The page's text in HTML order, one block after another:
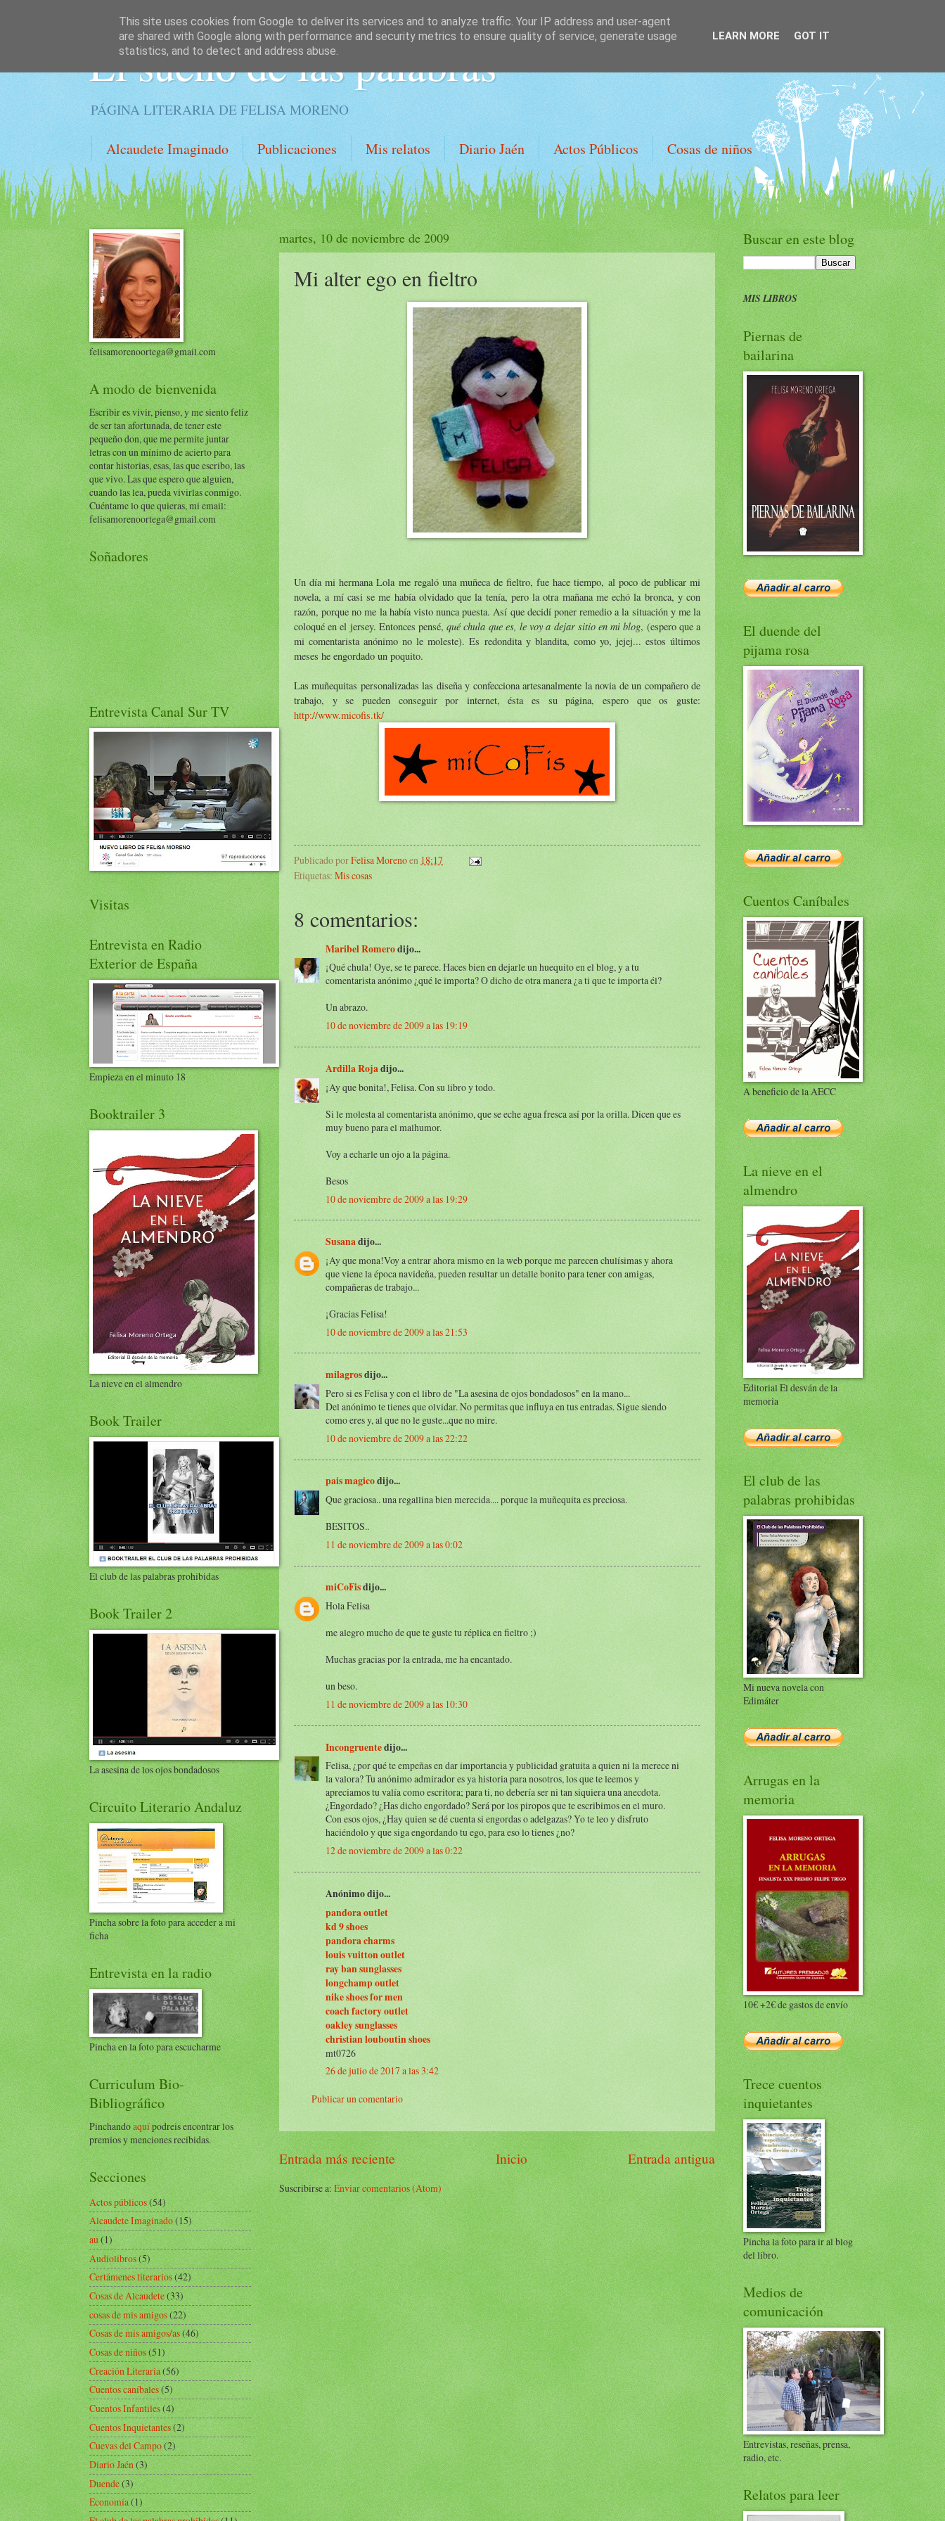
El sueño de las palabras
PÁGINA LITERARIA DE FELISA MORENO
Alcaudete Imaginado Publicaciones Mis relatos Diario Jaén Actos Públicos Cosas de niños
martes, 10 de noviembre de 2009
Mi alter ego en fieltro
Un día mi hermana Lola me regaló una muñeca de fieltro, fue hace tiempo, al poco de publicar mi
novela, a mí casi se me había olvidado que la tenía, pero la otra mañana me echó la bronca, y con
razón, porque no me la había visto nunca puesta. Así que decidí poner remedio a la situación y me la
coloqué en el jersey. Entonces pensé,qué chula que es, le voy a dejar sitio en mi blog, (espero que a
mi comentarista anónimo no le moleste). Es redondita y blandita, como yo, jejej... estos últimos
meses he engordado un poquito.
Las muñequitas personalizadas las diseña y confecciona artesanalmente la novia de un compañero de
trabajo, y se pueden conseguir por internet, ésta es su página, espero que os guste:
http://www.micofis.tk/
Publicado porFelisa Morenoen 18:17
Etiquetas: Mis cosas
8 comentarios:
Maribel Romerodijo...
¡Qué chula! Oye, se te parece. Haces bien en dejarle un huequito en el blog, y a tu
comentarista anónimo ¿qué le importa? O dicho de otra manera ¿a ti que te importa él?
Un abrazo.
10 de noviembre de 2009 a las 19:19
Ardilla Rojadijo...
¡Ay que bonita!, Felisa. Con su libro y todo.
Si le molesta al comentarista anónimo, que se eche agua fresca así por la orilla. Dicen que es
muy bueno para el malhumor.
Voy a echarle un ojo a la página.
Besos
10 de noviembre de 2009 a las 19:29
Susanadijo...
¡Ay que mona!Voy a entrar ahora mismo en la web porque me parecen chulísimas y ahora
que viene la época navideña, pueden resultar un detalle bonito para tener con amigas,
compañeras de trabajo...
¡Gracias Felisa!
10 de noviembre de 2009 a las 21:53
milagrosdijo...
Pero si es Felisa y con el libro de "La asesina de ojos bondadosos" en la mano...
Del anónimo te tienes que olvidar. No permitas que influya en tus entradas. Sigue siendo
como eres y, al que no le guste...que no mire.
10 de noviembre de 2009 a las 22:22
pais magicodijo...
Que graciosa.. una regallina bien merecida.... porque la muñequita es preciosa.
BESITOS..
11 de noviembre de 2009 a las 0:02
miCoFisdijo...
Hola Felisa
me alegro mucho de que te guste tu réplica en fieltro ;)
Muchas gracias por la entrada, me ha encantado.
un beso.
11 de noviembre de 2009 a las 10:30
Incongruentedijo...
Felisa, ¿por qué te empeñas en dar importancia y publicidad gratuita a quien ni la merece ni
la valora? Tu anónimo admirador es ya historia para nosotros, los que te leemos y
apreciamos tu valía como escritora; para ti, no debería ser ni tan siquiera una anecdota.
¿Engordado? ¿Has dicho engordado? Será por los piropos que te escribimos en el muro.
Con esos ojos, ¿Hay quien se dé cuenta si engordas o adelgazas? Yo te leo y disfruto
haciéndolo y que siga engordando tu ego, para eso lo tienes ¿no?
12 de noviembre de 2009 a las 0:22
Anónimo dijo...
pandora outlet
kd 9 shoes
pandora charms
louis vuitton outlet
ray ban sunglasses
longchamp outlet
nike shoes for men
coach factory outlet
oakley sunglasses
christian louboutin shoes
mt0726
26 de julio de 2017 a las 3:42
Publicar un comentario
Entrada más reciente Entrada antigua
Inicio
Suscribirse a:Enviar comentarios (Atom)
felisamorenoortega@gmail.com
A modo de bienvenida
Escribir es vivir, pienso, y me siento feliz
de ser tan afortunada, de tener este
pequeño don, que me permite juntar
letras con un mínimo de acierto para
contar historias, esas, las que escribo, las
que vivo. Las que espero que alguien,
cuando las lea, pueda vivirlas conmigo.
Cuéntame lo que quieras, mi email:
felisamorenoortega@gmail.com
Soñadores
Entrevista Canal Sur TV
Visitas
Entrevista en Radio
Exterior de España
Empieza en el minuto 18
Booktrailer 3
La nieve en el almendro
Book Trailer
El club de las palabras prohibidas
Book Trailer 2
La asesina de los ojos bondadosos
Circuito Literario Andaluz
Pincha sobre la foto para acceder a mi
ficha
Entrevista en la radio
Pincha en la foto para escucharme
Curriculum Bio-
Bibliográfico
Pinchandoaquípodreis encontrar los
premios y menciones recibidas.
Secciones
Actos públicos(54)
Alcaudete Imaginado(15)
au(1)
Audiolibros(5)
Certámenes literarios(42)
Cosas de Alcaudete(33)
cosas de mis amigos(22)
Cosas de mis amigos/as(46)
Cosas de niños(51)
Creación Literaria(56)
Cuentos caníbales(5)
Cuentos Infantiles(4)
Cuentos Inquietantes(2)
Cuevas del Campo(2)
Diario Jaén(3)
Duende(3)
Economía(1)
Buscar en este blog
MIS LIBROS
Piernas de
bailarina
El duende del
pijama rosa
Cuentos Caníbales
A beneficio de la AECC
La nieve en el
almendro
Editorial El desván de la
memoria
El club de las
palabras prohibidas
Mi nueva novela con
Edimáter
Arrugas en la
memoria
10€ +2€ de gastos de envío
Trece cuentos
inquietantes
Pincha la foto para ir al blog
del libro.
Medios de
comunicación
Entrevistas, reseñas, prensa,
radio, etc.
Relatos para leer
This site uses cookies from Google to deliver its services and to analyze traffic. Your IP address and user-agent
are shared with Google along with performance and security metrics to ensure quality of service, generate usage
statistics, and to detect and address abuse.
LEARN MORE GOT IT